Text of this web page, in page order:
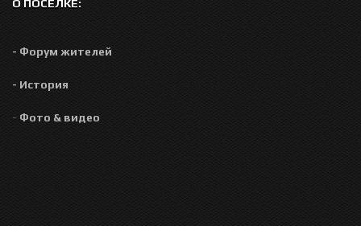
О ПОСЕЛКЕ:
- Форум жителей
- История
- Фото & видео